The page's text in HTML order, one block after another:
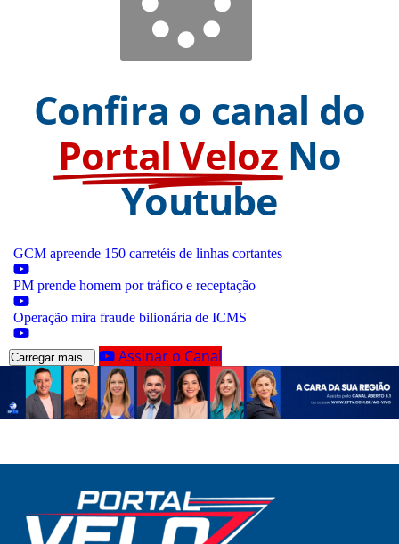
Confira o canal do
Portal Veloz No
Youtube
GCM apreende 150 carretéis de linhas cortantes
PM prende homem por tráfico e receptação
Operação mira fraude bilionária de ICMS
Carregar mais... Assinar o Canal